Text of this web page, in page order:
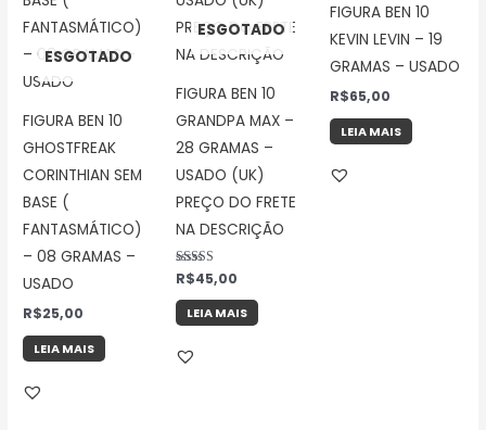
ESGOTADO
FIGURA BEN 10
GHOSTFREAK
CORINTHIAN SEM
BASE (
FANTASMÁTICO)
– 08 GRAMAS –
USADO
R$25,00
LEIA MAIS
ESGOTADO
FIGURA BEN 10
GRANDPA MAX –
28 GRAMAS –
USADO (UK)
PREÇO DO FRETE
NA DESCRIÇÃO
Avaliação
5.00
de 5
R$45,00
LEIA MAIS
FIGURA BEN 10
KEVIN LEVIN – 19
GRAMAS – USADO
R$65,00
LEIA MAIS